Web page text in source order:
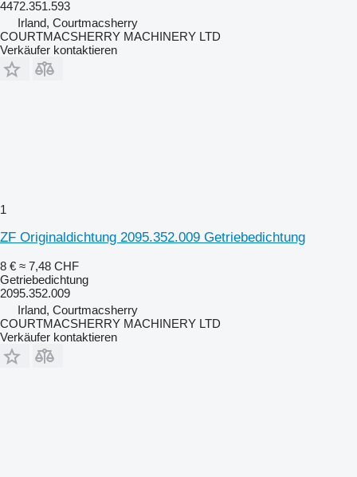
4472.351.593
Irland, Courtmacsherry
COURTMACSHERRY MACHINERY LTD
Verkäufer kontaktieren
1
ZF Originaldichtung 2095.352.009 Getriebedichtung
8 € ≈ 7,48 CHF
Getriebedichtung
2095.352.009
Irland, Courtmacsherry
COURTMACSHERRY MACHINERY LTD
Verkäufer kontaktieren